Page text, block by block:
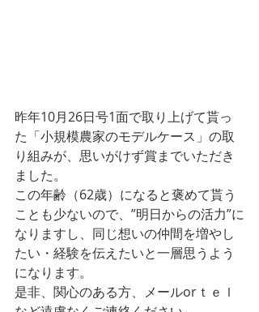
昨年10月26日号1面で取り上げて貰っ
た「小規模農家のモデルケース」の取
り組みが、思いがけず賞までいただき
ました。
この年齢（62歳）になると褒めて貰う
ことも少ないので、”明日からの活力”に
なりますし、同じ想いの仲間を増やし
たい・経験を伝えたいと一層思うよう
になります。
是非、関心のある方、メールorｔｅｌ